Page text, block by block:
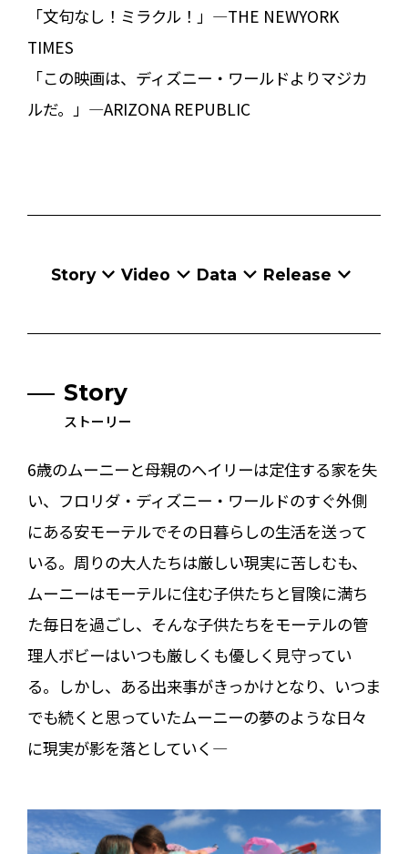
「文句なし！ミラクル！」—THE NEWYORK
TIMES
「この映画は、ディズニー・ワールドよりマジカ
ルだ。」—ARIZONA REPUBLIC
Story Video Data Release
Story
ストーリー
6歳のムーニーと母親のヘイリーは定住する家を失
い、フロリダ・ディズニー・ワールドのすぐ外側
にある安モーテルでその日暮らしの生活を送って
いる。周りの大人たちは厳しい現実に苦しむも、
ムーニーはモーテルに住む子供たちと冒険に満ち
た毎日を過ごし、そんな子供たちをモーテルの管
理人ボビーはいつも厳しくも優しく見守ってい
る。しかし、ある出来事がきっかけとなり、いつま
でも続くと思っていたムーニーの夢のような日々
に現実が影を落としていく—